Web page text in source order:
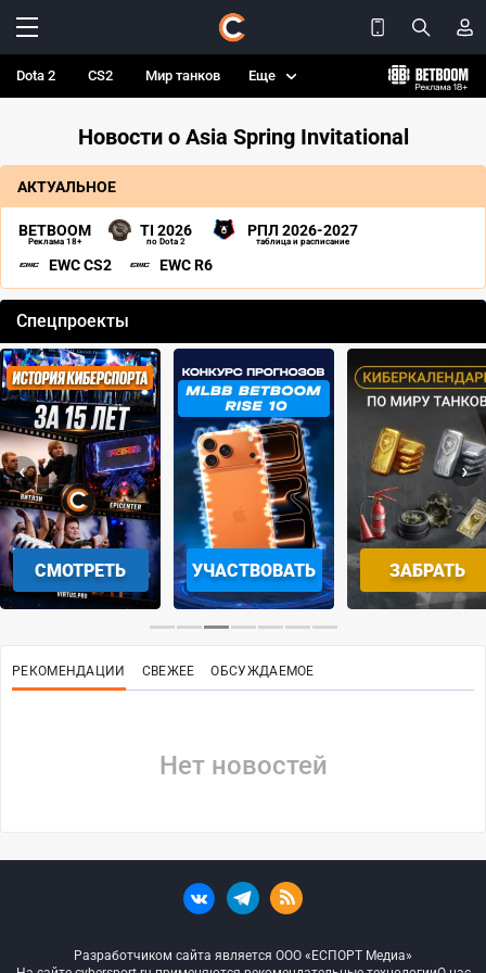
Dota 2 CS2 Мир танков Еще
Новости о Asia Spring Invitational
АКТУАЛЬНОЕ
BETBOOM
Реклама 18+
TI 2026
по Dota 2
РПЛ 2026-2027
таблица и расписание
EWC CS2 EWC R6
Спецпроекты
СМОТРЕТЬ УЧАСТВОВАТЬ ЗАБРАТЬ
‹ ›
РЕКОМЕНДАЦИИ СВЕЖЕЕ ОБСУЖДАЕМОЕ
Нет новостей
Разработчиком сайта является ООО «ЕСПОРТ Медиа»